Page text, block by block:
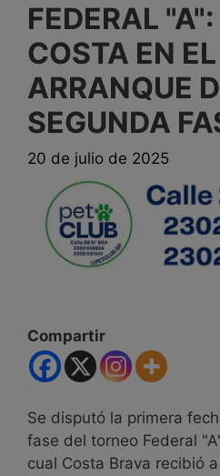
FEDERAL
COSTA EN EL
ARRANQUE
SEGUNDA
20 de julio de 2025
Compartir
Se disputó la primera
fase del torneo Federal
cual Costa Brava recibió